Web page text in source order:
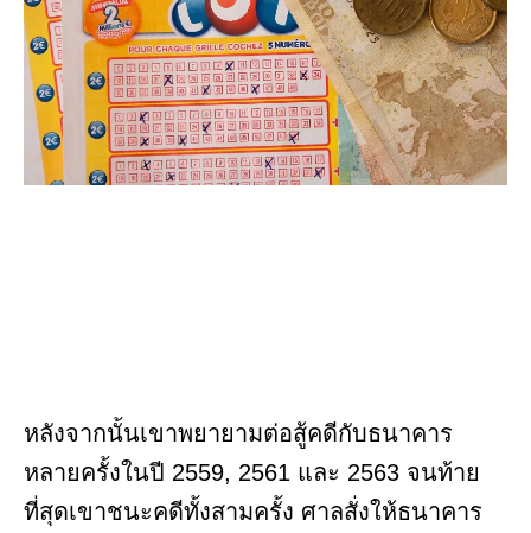
หลังจากนั้นเขาพยายามต่อสู้คดีกับธนาคาร
หลายครั้งในปี 2559, 2561 และ 2563 จนท้าย
ที่สุดเขาชนะคดีทั้งสามครั้ง ศาลสั่งให้ธนาคาร